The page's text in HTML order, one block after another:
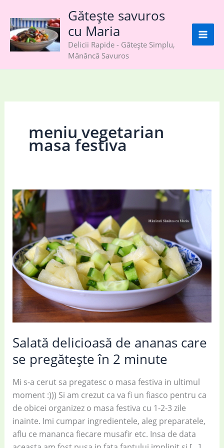
content
Gătește savuros
cu Maria
Delicii Rapide - Gătește Simplu,
Mănâncă Savuros
meniu vegetarian
masa festiva
Salată delicioasă de ananas care
se pregătește în 2 minute
Mi s-a cerut sa pregatesc o masa festiva in ultimul
moment :))) Si am crezut ca va fi un fiasco pentru ca
de obicei organizez o masa festiva cu 1-2-3 zile
inainte. Imi cumpar ingredientele, aleg preparatele,
aflu ce mananca fiecare musafir etc. Insa de data